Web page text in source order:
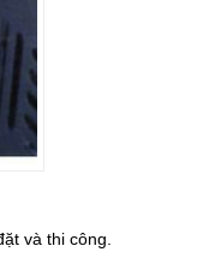
và thi công.